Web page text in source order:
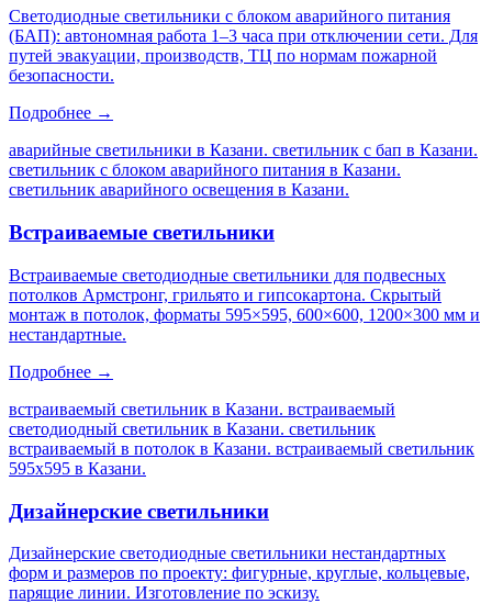
Светодиодные светильники с блоком аварийного питания
(БАП): автономная работа 1–3 часа при отключении сети. Для
путей эвакуации, производств, ТЦ по нормам пожарной
безопасности.
Подробнее →
аварийные светильники в Казани. светильник с бап в Казани.
светильник с блоком аварийного питания в Казани.
светильник аварийного освещения в Казани.
Встраиваемые светильники
Встраиваемые светодиодные светильники для подвесных
потолков Армстронг, грильято и гипсокартона. Скрытый
монтаж в потолок, форматы 595×595, 600×600, 1200×300 мм и
нестандартные.
Подробнее →
встраиваемый светильник в Казани. встраиваемый
светодиодный светильник в Казани. светильник
встраиваемый в потолок в Казани. встраиваемый светильник
595х595 в Казани.
Дизайнерские светильники
Дизайнерские светодиодные светильники нестандартных
форм и размеров по проекту: фигурные, круглые, кольцевые,
парящие линии. Изготовление по эскизу.